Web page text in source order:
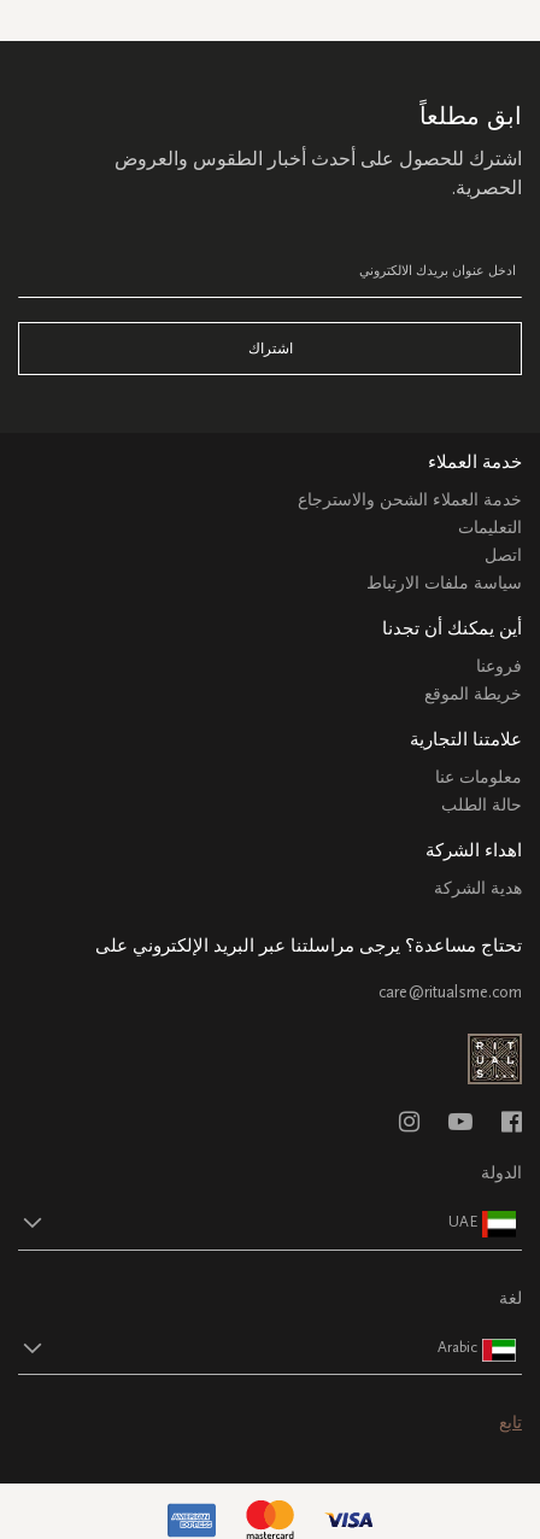
ابق مطلعاً
اشترك للحصول على أحدث أخبار الطقوس والعروض
الحصرية.
اشتراك
خدمة العملاء
خدمة العملاء الشحن والاسترجاع
التعليمات
اتصل
سياسة ملفات الارتباط
أين يمكنك أن تجدنا
فروعنا
خريطة الموقع
علامتنا التجارية
معلومات عنا
حالة الطلب
اهداء الشركة
هدية الشركة
تحتاج مساعدة؟ يرجى مراسلتنا عبر البريد الإلكتروني على
care@ritualsme.com
الدولة
UAE
لغة
Arabic
تابع